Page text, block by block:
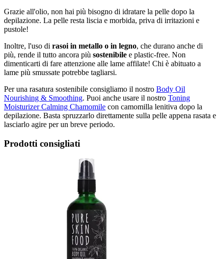
Grazie all'olio, non hai più bisogno di idratare la pelle dopo la
depilazione. La pelle resta liscia e morbida, priva di irritazioni e
pustole!
Inoltre, l'uso di rasoi in metallo o in legno, che durano anche di
più, rende il tutto ancora più sostenibile e plastic-free. Non
dimenticarti di fare attenzione alle lame affilate! Chi è abituato a
lame più smussate potrebbe tagliarsi.
Per una rasatura sostenibile consigliamo il nostro Body Oil
Nourishing & Smoothing. Puoi anche usare il nostro Toning
Moisturizer Calming Chamomile con camomilla lenitiva dopo la
depilazione. Basta spruzzarlo direttamente sulla pelle appena rasata e
lasciarlo agire per un breve periodo.
Prodotti consigliati